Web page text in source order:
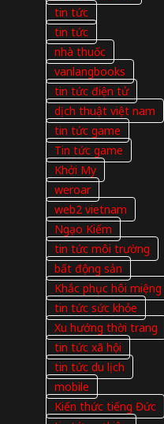
tin tức
tin tức
nhà thuốc
vanlangbooks
tin tức điện tử
dịch thuật việt nam
tin tức game
Tin tức game
Khởi My
weroar
web2 vietnam
Ngạo Kiếm
tin tức môi trường
bất động sản
Khắc phục hôi miệng
tin tức sức khỏe
Xu hướng thời trang
tin tức xã hội
tin tức du lịch
mobile
Kiến thức tiếng Đức